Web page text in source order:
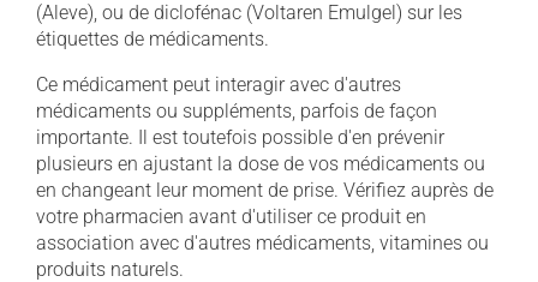
(Aleve), ou de diclofénac (Voltaren Emulgel) sur les
étiquettes de médicaments.
Ce médicament peut interagir avec d'autres
médicaments ou suppléments, parfois de façon
importante. Il est toutefois possible d'en prévenir
plusieurs en ajustant la dose de vos médicaments ou
en changeant leur moment de prise. Vérifiez auprès de
votre pharmacien avant d'utiliser ce produit en
association avec d'autres médicaments, vitamines ou
produits naturels.